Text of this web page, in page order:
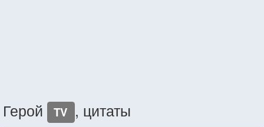
Герой TV , цитаты